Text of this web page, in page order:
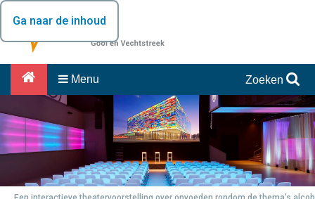
Ga naar de inhoud
Menu Zoeken